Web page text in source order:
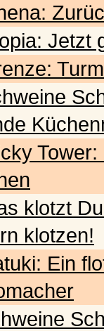
Jetzt
klotzt
klotzen!
Ein